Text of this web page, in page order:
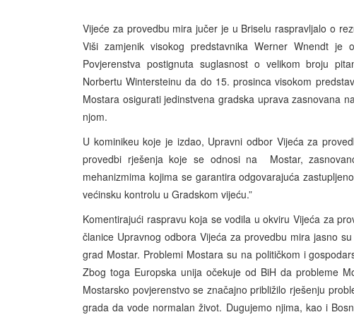
Vijeće za provedbu mira jučer je u Briselu raspravljalo o
Viši zamjenik visokog predstavnika Werner Wnendt
Povjerenstva postignuta suglasnost o velikom broju
Norbertu Wintersteinu da do 15. prosinca visokom
Mostara osigurati jedinstvena gradska uprava zasnovana
njom.
U kominikeu koje je izdao, Upravni odbor Vijeća za
provedbi rješenja koje se odnosi na Mostar,
mehanizmima kojima se garantira odgovarajuća
većinsku kontrolu u Gradskom vijeću.”
Komentirajući raspravu koja se vodila u okviru Vijeća za
članice Upravnog odbora Vijeća za provedbu mira jasno
grad Mostar. Problemi Mostara su na političkom i
Zbog toga Europska unija očekuje od BiH da probleme
Mostarsko povjerenstvo se značajno približilo rješenju
grada da vode normalan život. Dugujemo njima, kao i